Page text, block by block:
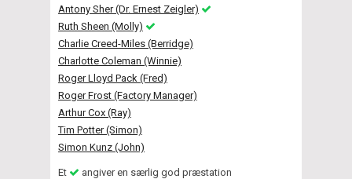
Antony Sher (Dr. Ernest Zeigler)
Ruth Sheen (Molly)
Charlie Creed-Miles (Berridge)
Charlotte Coleman (Winnie)
Roger Lloyd Pack (Fred)
Roger Frost (Factory Manager)
Arthur Cox (Ray)
Tim Potter (Simon)
Simon Kunz (John)
Et
angiver en særlig god præstation